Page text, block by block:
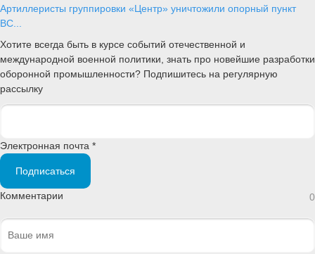
Артиллеристы группировки «Центр» уничтожили опорный пункт
ВС...
Хотите всегда быть в курсе событий отечественной и
международной военной политики, знать про новейшие разработки
оборонной промышленности? Подпишитесь на регулярную
рассылку
Электронная почта *
Подписаться
Комментарии 0